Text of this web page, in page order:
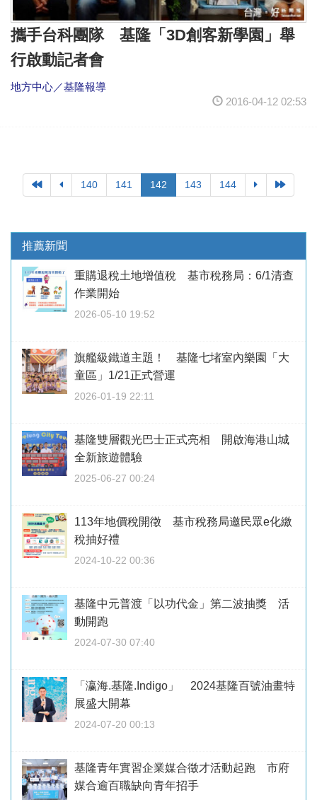
攜手台科團隊 基隆「3D創客新學園」舉
行啟動記者會
地方中心／基隆報導
2016-04-12 02:53
140 141 142 143 144
推薦新聞
重購退稅土地增值稅 基市稅務局：6/1清查
作業開始
2026-05-10 19:52
旗艦級鐵道主題！ 基隆七堵室內樂園「大
童區」1/21正式營運
2026-01-19 22:11
基隆雙層觀光巴士正式亮相 開啟海港山城
全新旅遊體驗
2025-06-27 00:24
113年地價稅開徵 基市稅務局邀民眾e化繳
稅抽好禮
2024-10-22 00:36
基隆中元普渡「以功代金」第二波抽獎 活
動開跑
2024-07-30 07:40
「瀛海.基隆.Indigo」 2024基隆百號油畫特
展盛大開幕
2024-07-20 00:13
基隆青年實習企業媒合徵才活動起跑 市府
媒合逾百職缺向青年招手